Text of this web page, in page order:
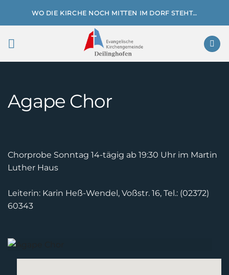
WO DIE KIRCHE NOCH MITTEN IM DORF STEHT…
Agape Chor
Chorprobe Sonntag 14-tägig ab 19:30 Uhr im Martin
Luther Haus
Leiterin: Karin Heß-Wendel, Voßstr. 16, Tel.: (02372)
60343